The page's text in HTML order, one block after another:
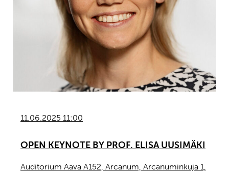
11.06.2025 11:00
OPEN KEYNOTE BY PROF. ELISA UUSIMÄKI
Auditorium Aava A152, Arcanum, Arcanuminkuja 1,